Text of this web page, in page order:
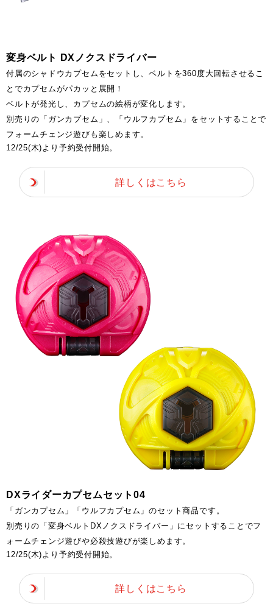
変身ベルト DXノクスドライバー
付属のシャドウカプセムをセットし、ベルトを360度大回転させるこ
とでカプセムがパカッと展開！
ベルトが発光し、カプセムの絵柄が変化します。
別売りの「ガンカプセム」、「ウルフカプセム」をセットすることで
フォームチェンジ遊びも楽しめます。
12/25(木)より予約受付開始。
詳しくはこちら
DXライダーカプセムセット04
「ガンカプセム」「ウルフカプセム」のセット商品です。
別売りの「変身ベルトDXノクスドライバー」にセットすることでフ
ォームチェンジ遊びや必殺技遊びが楽しめます。
12/25(木)より予約受付開始。
詳しくはこちら